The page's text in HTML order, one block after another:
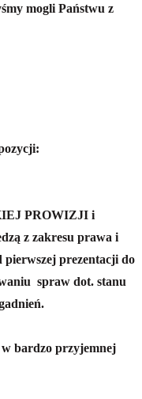
mogli Państwu z
PROWIZJI i
z zakresu prawa i
pierwszej prezentacji do
spraw dot. stanu
w bardzo przyjemnej